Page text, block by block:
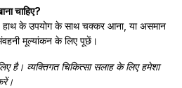
चाहिए?
के उपयोग के साथ चक्कर आना, या असमान
मूल्यांकन के लिए पूछें।
है। व्यक्तिगत चिकित्सा सलाह के लिए हमेशा